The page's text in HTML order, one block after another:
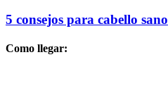
5 consejos para cabello sano
Como llegar: